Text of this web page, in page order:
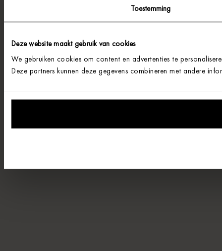
Toestemming
Deze website maakt gebruik van cookies
We gebruiken cookies om content en advertenties te
Deze partners kunnen deze gegevens combineren met andere